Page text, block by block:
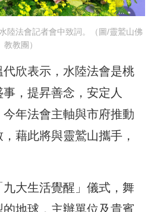
陸法會記者會中致詞。（圖/靈鷲山佛
教教團）
欣表示，水陸法會是桃
，提昇善念，安定人
年法會主軸與市府推動
藉此將與靈鷲山攜手，
大生活覺醒」儀式，舞
地球，主辦單位及貴賓